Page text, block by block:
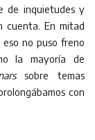
de inquietudes y
cuenta. En mitad
no puso freno
la mayoría de
sobre temas
con